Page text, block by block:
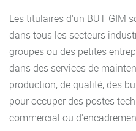
Les titulaires d'un BUT GIM
dans tous les secteurs
groupes ou des petites
dans des services de
production, de qualité, des
pour occuper des postes
commercial ou